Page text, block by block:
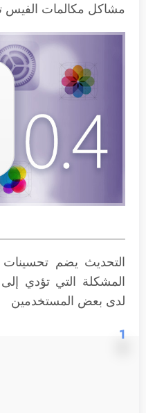
مشاكل مكالمات الفيس
التحديث يضم تحسينات
المشكلة التي تؤدي
لدى بعض المستخدمين
1